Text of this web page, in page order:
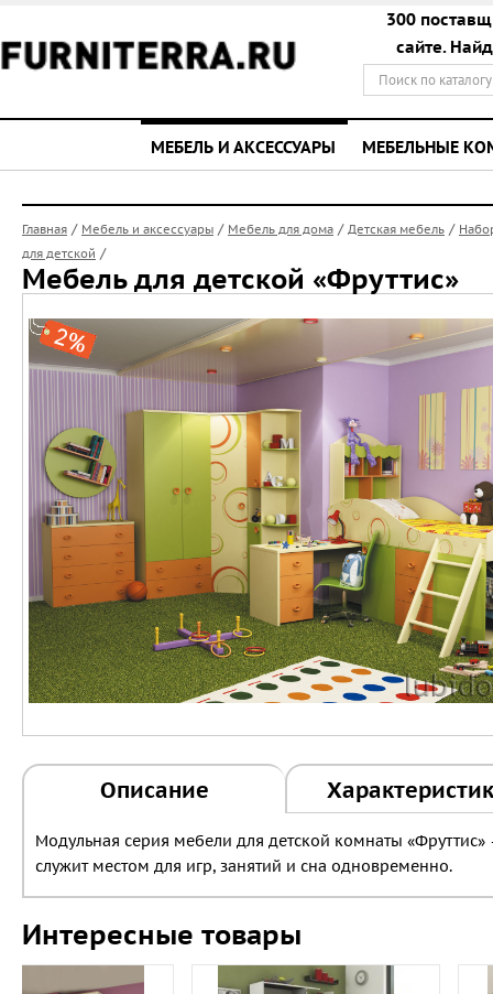
300
сайте.
МЕБЕЛЬ И АКСЕССУАРЫ МЕБЕЛЬНЫЕ
Главная / Мебель и аксессуары / Мебель для дома / Детская мебель /
для детской /
Мебель для детской «Фруттис»
Описание
Модульная серия мебели для детской комнаты
служит местом для игр, занятий и сна одновременно.
Интересные товары